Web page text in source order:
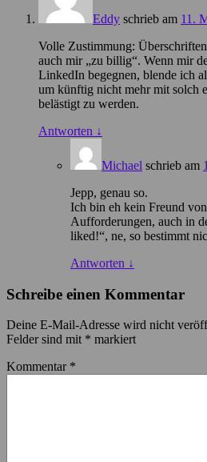
Eddy schrieb am 11.
Volle Zustimmung:
auch mir „zu billig“. Wenn mir
LinkedIn begegnen, blende ich
um künftig nicht mehr mit solch
belästigt zu werden.
Antworten ↓
Michael schrieb am
Jepp, genau so.
Ich bin eh kein Freund
Aufforderungen, auch in
liked!“, ne, so bestimmt
Antworten ↓
Schreibe einen Kommentar
Deine E-Mail-Adresse wird nicht
Felder sind mit * markiert
Kommentar *